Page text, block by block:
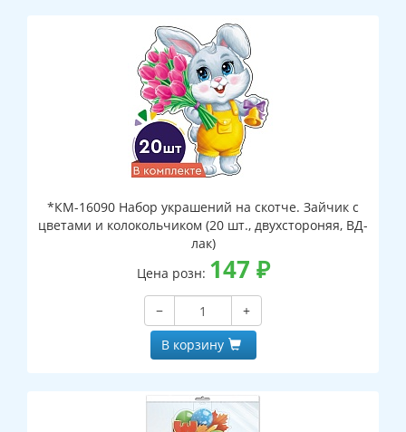
*КМ-16090 Набор украшений на скотче. Зайчик с
цветами и колокольчиком (20 шт., двухстороняя, ВД-
лак)
Цена розн: 147 ₽
−
+
В корзину